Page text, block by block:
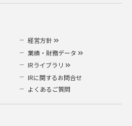
経営方針
業績・財務データ
IRライブラリ
IRに関するお問合せ
よくあるご質問